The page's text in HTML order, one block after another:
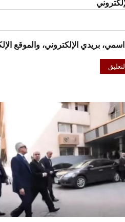
بريدي الإلكتروني، والموقع